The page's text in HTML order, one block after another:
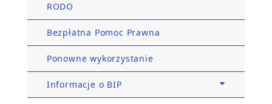
RODO
Bezpłatna Pomoc Prawna
Ponowne wykorzystanie
Informacje o BIP